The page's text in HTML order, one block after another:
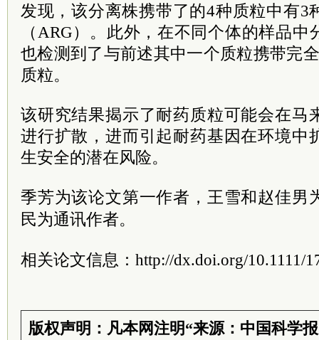
发现，该分离株携带了的4种质粒中有3
（ARG）。此外，在不同个体的样品
也检测到了与前述其中一个质粒携带完
质粒。
该研究结果揭示了耐药质粒可能会在马
进行扩散，进而引起耐药基因在环境中
生安全的潜在风险。
季芳为该论文第一作者，王雪和赵佳男
民为通讯作者。
相关论文信息：http://dx.doi.org/10.1111/
版权声明：凡本网注明“来源：中国科学